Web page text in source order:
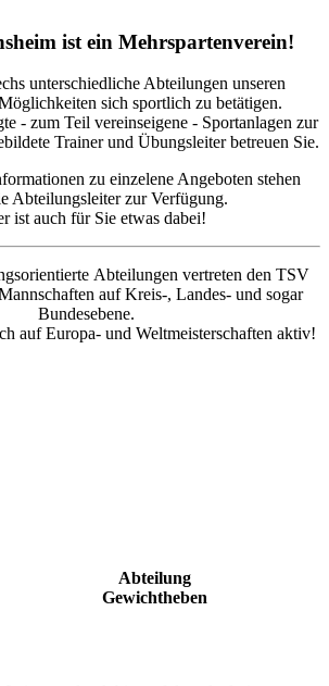
ist ein Mehrspartenverein!
unterschiedliche Abteilungen unseren
sich sportlich zu betätigen.
- zum Teil vereinseigene - Sportanlagen zur
Trainer und Übungsleiter betreuen Sie.
zu einzelene Angeboten stehen
Abteilungsleiter zur Verfügung.
ist auch für Sie etwas dabei!
Abteilungen vertreten den TSV
auf Kreis-, Landes- und sogar
Bundesebene.
auf Europa- und Weltmeisterschaften aktiv!
Abteilung
Gewichtheben